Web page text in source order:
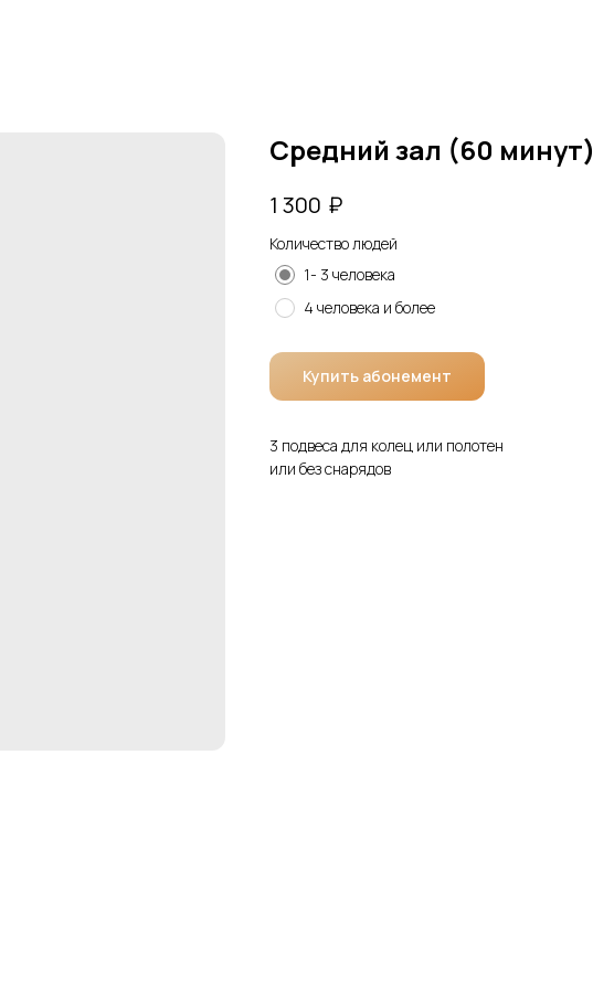
Средний зал (60 минут)
1 300 ₽
Количество людей
1- 3 человека
4 человека и более
Купить абонемент
3 подвеса для колец или полотен
или без снарядов